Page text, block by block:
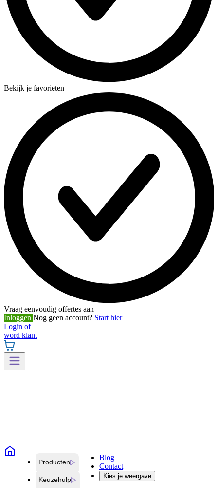
Bekijk je favorieten
Vraag eenvoudig offertes aan
Inloggen Nog geen account? Start hier
Login of
word klant
Producten
Keuzehulp
Blog
Contact
Kies je weergave